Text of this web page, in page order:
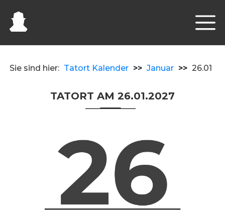
Sie sind hier: Tatort Kalender >> Januar >> 26.01
TATORT AM 26.01.2027